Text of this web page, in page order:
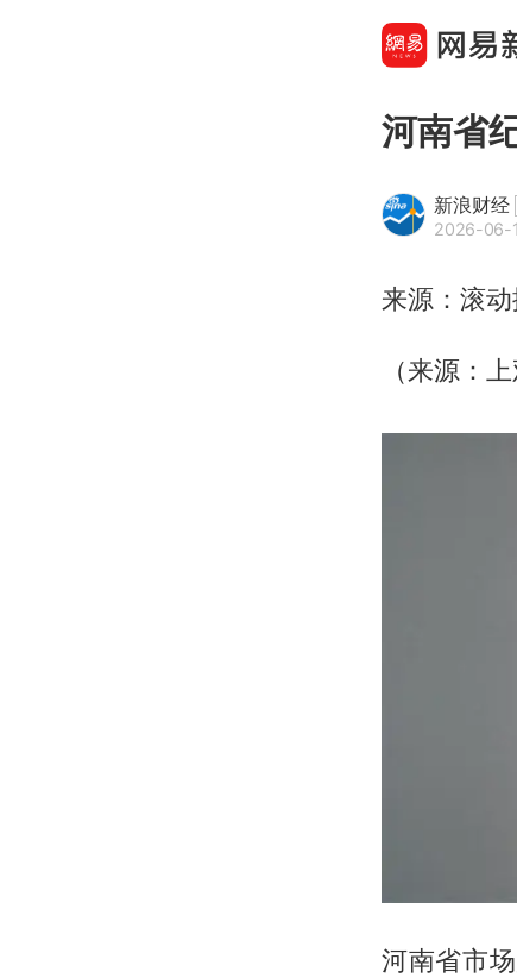
河南省
新浪财经
2026-06-
来源：滚
（来源：
河南省市